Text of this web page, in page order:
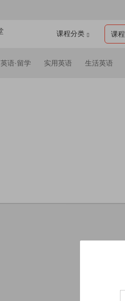
课程分类 课程
英语·留学 实用英语 生活英语